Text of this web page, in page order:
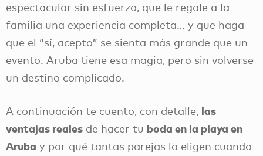
espectacular sin esfuerzo, que le regale a la
familia una experiencia completa… y que haga
que el “sí, acepto” se sienta más grande que un
evento. Aruba tiene esa magia, pero sin volverse
un destino complicado.
A continuación te cuento, con detalle, las
ventajas reales de hacer tu boda en la playa en
Aruba y por qué tantas parejas la eligen cuando